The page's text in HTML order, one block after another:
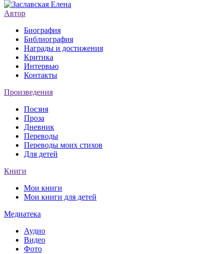
Автор
Биография
Библиография
Награды и достижения
Критика
Интервью
Контакты
Произведения
Поєзия
Проза
Дневник
Переводы
Переводы моих стихов
Для детей
Книги
Мои книги
Мои книги для детей
Медиатека
Аудио
Видео
Фото